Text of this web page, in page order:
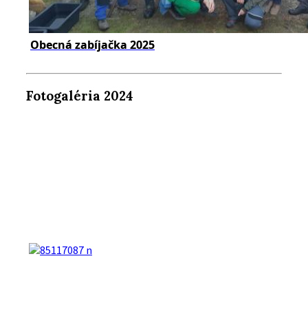
Obecná zabíjačka 2025
Fotogaléria 2024